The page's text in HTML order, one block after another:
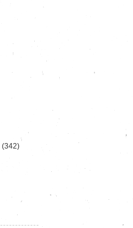
(342)